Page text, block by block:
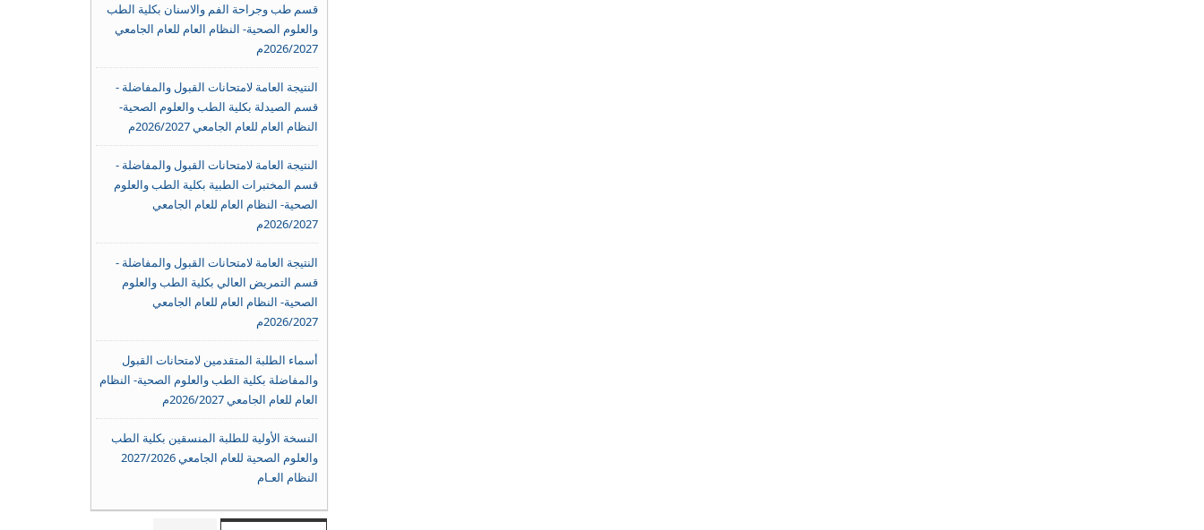
قسم طب وجراحة الفم والاسنان بكلية الطب
والعلوم الصحية- النظام العام للعام الجامعي
2026/2027م
النتيجة العامة لامتحانات القبول والمفاضلة -
قسم الصيدلة بكلية الطب والعلوم الصحية-
النظام العام للعام الجامعي 2026/2027م
النتيجة العامة لامتحانات القبول والمفاضلة -
قسم المختبرات الطبية بكلية الطب والعلوم
الصحية- النظام العام للعام الجامعي
2026/2027م
النتيجة العامة لامتحانات القبول والمفاضلة -
قسم التمريض العالي بكلية الطب والعلوم
الصحية- النظام العام للعام الجامعي
2026/2027م
أسماء الطلبة المتقدمين لامتحانات القبول
والمفاضلة بكلية الطب والعلوم الصحية- النظام
العام للعام الجامعي 2026/2027م
النسخة الأولية للطلبة المنسقين بكلية الطب
والعلوم الصحية للعام الجامعي 2027/2026
النظام العـام